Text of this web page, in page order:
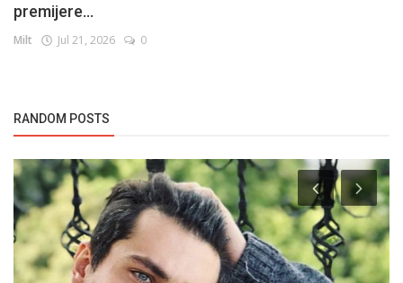
premijere...
Milt Jul 21, 2026 0
RANDOM POSTS